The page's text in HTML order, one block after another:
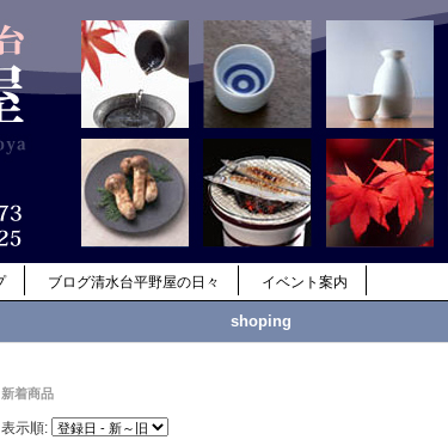
ブログ清水台平野屋の日々 イベント案内
shoping
新着商品
表示順: